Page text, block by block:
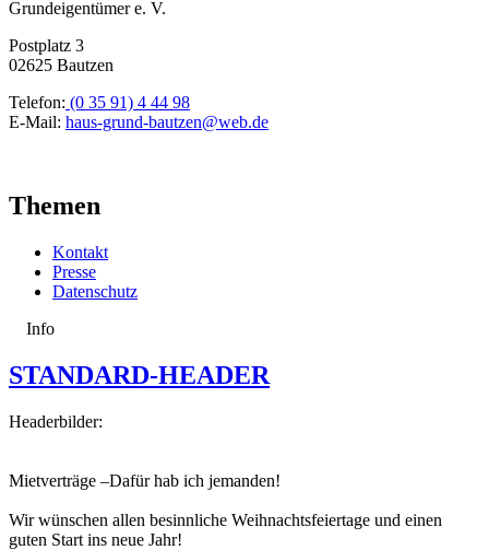
Grundeigentümer e. V.
Postplatz 3
02625 Bautzen
Telefon: (0 35 91) 4 44 98
E-Mail: haus-grund-bautzen@web.de
Themen
Kontakt
Presse
Datenschutz
Info
STANDARD-HEADER
Headerbilder:
Mietverträge –Dafür hab ich jemanden!
Wir wünschen allen besinnliche Weihnachtsfeiertage und einen
guten Start ins neue Jahr!